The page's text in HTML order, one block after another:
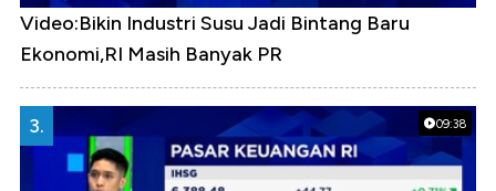
Video:Bikin Industri Susu Jadi Bintang Baru
Ekonomi,RI Masih Banyak PR
09:38
3.